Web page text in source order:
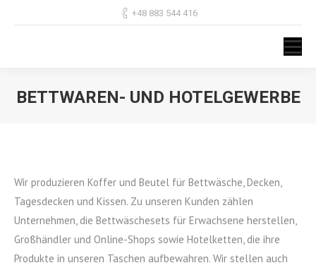
+48 883 544 416
BETTWAREN- UND HOTELGEWERBE
Wir produzieren Koffer und Beutel für Bettwäsche, Decken,
Tagesdecken und Kissen. Zu unseren Kunden zählen
Unternehmen, die Bettwäschesets für Erwachsene herstellen,
Großhändler und Online-Shops sowie Hotelketten, die ihre
Produkte in unseren Taschen aufbewahren. Wir stellen auch